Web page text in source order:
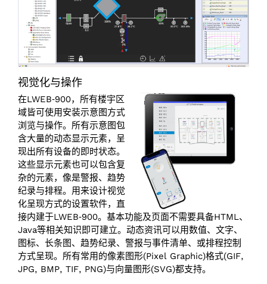
视觉化与操作
在LWEB‑900，所有楼宇区
域皆可使用安装示意图方式
浏览与操作。所有示意图包
含大量的动态显示元素，呈
现出所有设备的即时状态。
这些显示元素也可以包含复
杂的元素，像是警报、趋势
纪录与排程。用来设计视觉
化呈现方式的设置软件，直
接内建于LWEB‑900。基本功能及页面不需要具备HTML、
Java等相关知识即可建立。动态资讯可以用数值、文字、
图标、长条图、趋势纪录、警报与事件清单、或排程控制
方式呈现。所有常用的像素图形(Pixel Graphic)格式(GIF,
JPG, BMP, TIF, PNG)与向量图形(SVG)都支持。